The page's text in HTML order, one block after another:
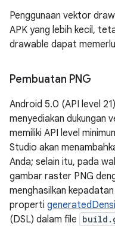
Penggunaan vektor
APK yang lebih kecil,
drawable dapat
Pembuatan PNG
Android 5.0 (API level
menyediakan dukungan
memiliki API level
Studio akan
Anda; selain itu, pada
gambar raster PNG
menghasilkan
properti
(DSL) dalam file